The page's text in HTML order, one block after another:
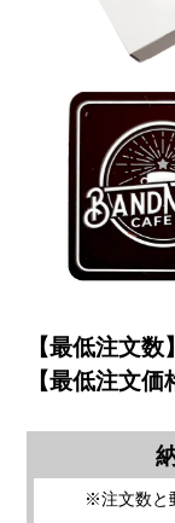
【最低注文数
【最低注文
※注文数と